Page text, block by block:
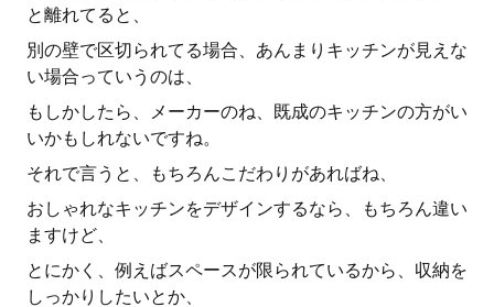
と離れてると、
別の壁で区切られてる場合、あんまりキッチンが見えな
い場合っていうのは、
もしかしたら、メーカーのね、既成のキッチンの方がい
いかもしれないですね。
それで言うと、もちろんこだわりがあればね、
おしゃれなキッチンをデザインするなら、もちろん違い
ますけど、
とにかく、例えばスペースが限られているから、収納を
しっかりしたいとか、